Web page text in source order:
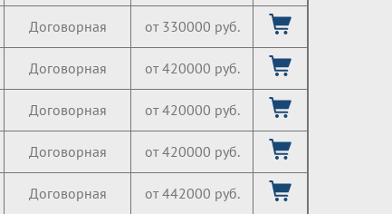
Договорная от 330000 руб.
Договорная от 420000 руб.
Договорная от 420000 руб.
Договорная от 420000 руб.
Договорная от 442000 руб.